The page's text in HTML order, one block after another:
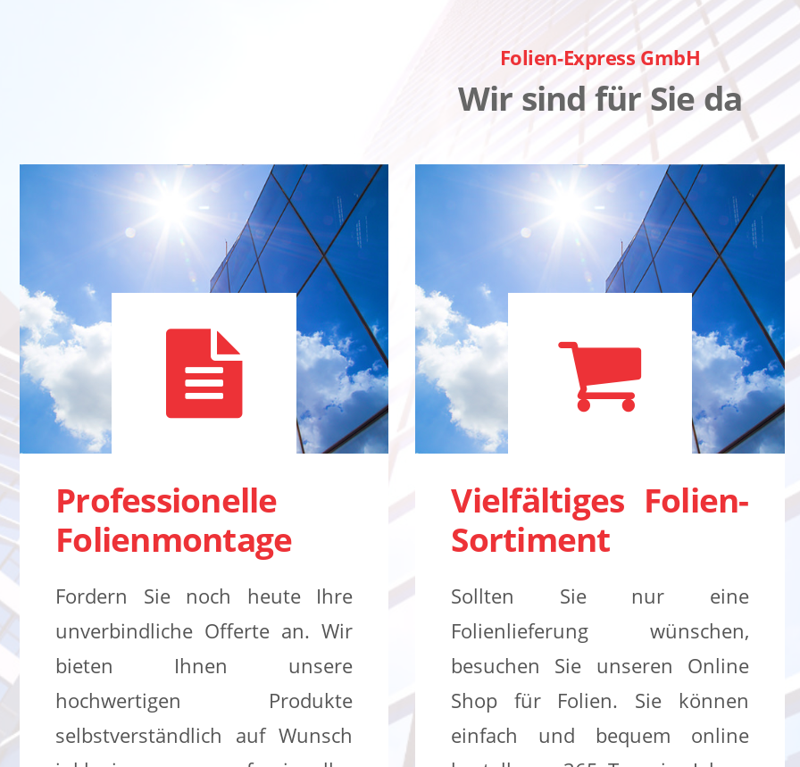
Folien-Express GmbH
Wir sind für Sie da
Professionelle
Folienmontage
Fordern Sie noch heute Ihre
unverbindliche Offerte an. Wir
bieten Ihnen unsere
hochwertigen Produkte
selbstverständlich auf Wunsch
Vielfältiges Folien-
Sortiment
Sollten Sie nur eine
Folienlieferung wünschen,
besuchen Sie unseren Online
Shop für Folien. Sie können
einfach und bequem online